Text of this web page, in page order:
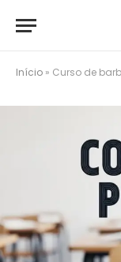
Início » Curso de barbeiro